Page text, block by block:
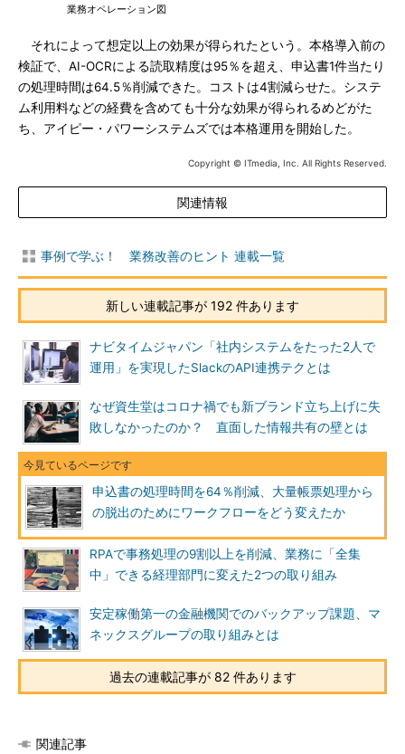
業務オペレーション図
それによって想定以上の効果が得られたという。本格導入前の
検証で、AI-OCRによる読取精度は95％を超え、申込書1件当たり
の処理時間は64.5％削減できた。コストは4割減らせた。システ
ム利用料などの経費を含めても十分な効果が得られるめどがた
ち、アイピー・パワーシステムズでは本格運用を開始した。
Copyright © ITmedia, Inc. All Rights Reserved.
関連情報
事例で学ぶ！ 業務改善のヒント 連載一覧
新しい連載記事が 192 件あります
ナビタイムジャパン「社内システムをたった2人で
運用」を実現したSlackのAPI連携テクとは
なぜ資生堂はコロナ禍でも新ブランド立ち上げに失
敗しなかったのか？ 直面した情報共有の壁とは
申込書の処理時間を64％削減、大量帳票処理から
の脱出のためにワークフローをどう変えたか
RPAで事務処理の9割以上を削減、業務に「全集
中」できる経理部門に変えた2つの取り組み
安定稼働第一の金融機関でのバックアップ課題、マ
ネックスグループの取り組みとは
過去の連載記事が 82 件あります
関連記事